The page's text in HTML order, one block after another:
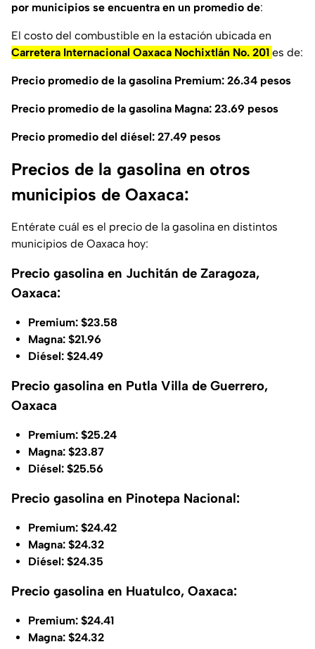
por municipios se encuentra en un promedio de:
El costo del combustible en la estación ubicada en
Carretera Internacional Oaxaca Nochixtlán No. 201 es de:
Precio promedio de la gasolina Premium: 26.34 pesos
Precio promedio de la gasolina Magna: 23.69 pesos
Precio promedio del diésel: 27.49 pesos
Precios de la gasolina en otros
municipios de Oaxaca:
Entérate cuál es el precio de la gasolina en distintos
municipios de Oaxaca hoy:
Precio gasolina en Juchitán de Zaragoza,
Oaxaca:
Premium: $23.58
Magna: $21.96
Diésel: $24.49
Precio gasolina en Putla Villa de Guerrero,
Oaxaca
Premium: $25.24
Magna: $23.87
Diésel: $25.56
Precio gasolina en Pinotepa Nacional:
Premium: $24.42
Magna: $24.32
Diésel: $24.35
Precio gasolina en Huatulco, Oaxaca:
Premium: $24.41
Magna: $24.32